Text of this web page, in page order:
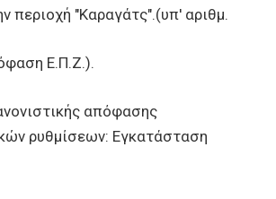
περιοχή "Καραγάτς".(υπ' αριθμ.
Ε.Π.Ζ.).
απόφασης
ρυθμίσεων: Εγκατάσταση